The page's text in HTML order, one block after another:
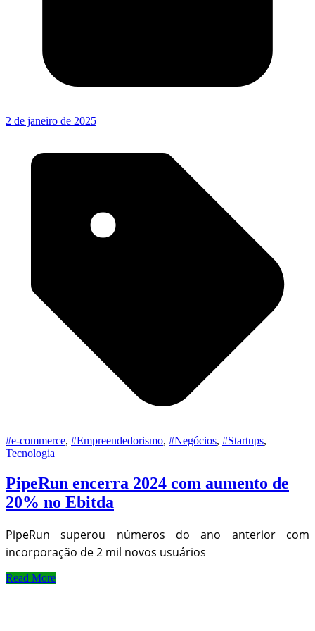
2 de janeiro de 2025
#e-commerce, #Empreendedorismo, #Negócios, #Startups,
Tecnologia
PipeRun encerra 2024 com aumento de
20% no Ebitda
PipeRun superou números do ano anterior com
incorporação de 2 mil novos usuários
Read More